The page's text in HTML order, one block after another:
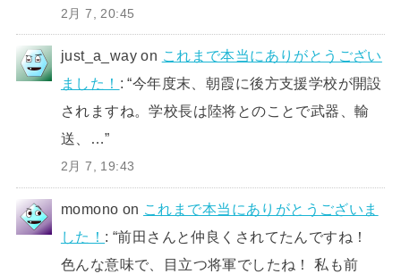
2月 7, 20:45
just_a_way on これまで本当にありがとうござい
ました！ : “今年度末、朝霞に後方支援学校が開設
されますね。学校長は陸将とのことで武器、輸
送、…”
2月 7, 19:43
momono on これまで本当にありがとうございま
した！ : “前田さんと仲良くされてたんですね！
色んな意味で、目立つ将軍でしたね！ 私も前